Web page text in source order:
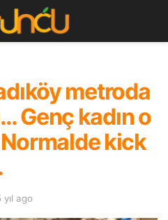
metroda
Genç kadın o
Normalde kick
yıl ago